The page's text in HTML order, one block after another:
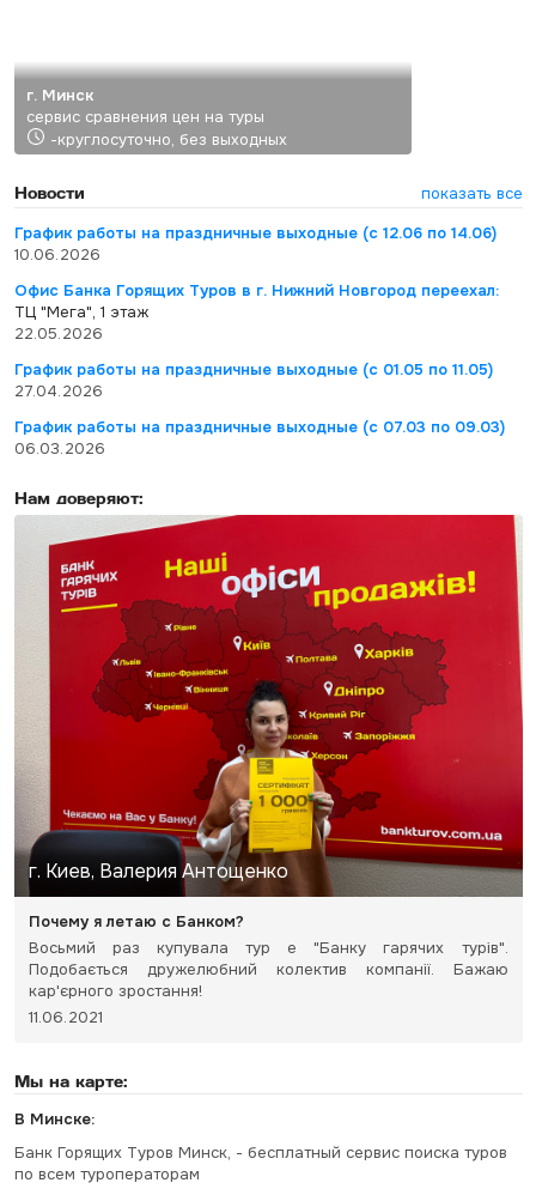
г. Минск
сервис сравнения цен на туры
-круглосуточно, без выходных
Новости
показать все
График работы на праздничные выходные (с 12.06 по 14.06)
10.06.2026
Офис Банка Горящих Туров в г. Нижний Новгород переехал:
ТЦ "Мега", 1 этаж
22.05.2026
График работы на праздничные выходные (с 01.05 по 11.05)
27.04.2026
График работы на праздничные выходные (с 07.03 по 09.03)
06.03.2026
Нам доверяют:
г. Киев, Валерия Антощенко
Почему я летаю с Банком?
Восьмий раз купувала тур e "Банку гарячих турів".
Подобається дружелюбний колектив компанії. Бажаю
кар'єрного зростання!
11.06.2021
Мы на карте:
В Минске:
Банк Горящих Туров Минск, - бесплатный сервис поиска туров
по всем туроператорам